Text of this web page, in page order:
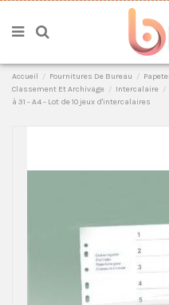
Accueil Fournitures De Bureau
Classement Et Archivage
Intercalaire
à 31 - A4 - Lot de 10 jeux d'intercalaires